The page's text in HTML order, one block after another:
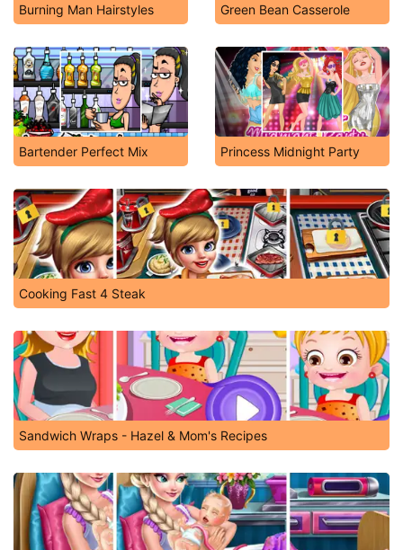
Burning Man Hairstyles Green Bean Casserole
Bartender Perfect Mix Princess Midnight Party
Cooking Fast 4 Steak
Sandwich Wraps - Hazel & Mom's Recipes